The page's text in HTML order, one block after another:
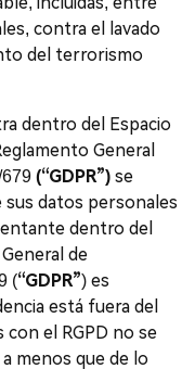
contra el lavado
del terrorismo
dentro del Espacio
General
(“GDPR”) se
datos personales
dentro del
de
(“GDPR”) es
está fuera del
con el RGPD no se
menos que de lo